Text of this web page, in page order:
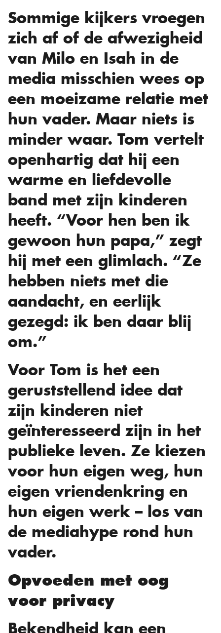
Sommige kijkers vroegen
zich af of de afwezigheid
van Milo en Isah in de
media misschien wees op
een moeizame relatie met
hun vader. Maar niets is
minder waar. Tom vertelt
openhartig dat hij een
warme en liefdevolle
band met zijn kinderen
heeft. “Voor hen ben ik
gewoon hun papa,” zegt
hij met een glimlach. “Ze
hebben niets met die
aandacht, en eerlijk
gezegd: ik ben daar blij
om.”
Voor Tom is het een
geruststellend idee dat
zijn kinderen niet
geïnteresseerd zijn in het
publieke leven. Ze kiezen
voor hun eigen weg, hun
eigen vriendenkring en
hun eigen werk – los van
de mediahype rond hun
vader.
Opvoeden met oog
voor privacy
Bekendheid kan een